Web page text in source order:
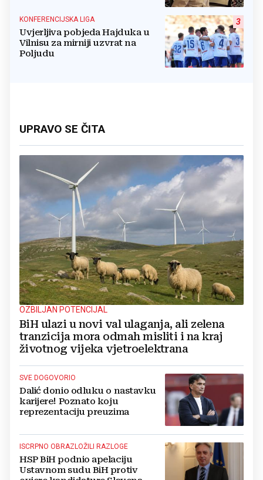
3
KONFERENCIJSKA LIGA
Uvjerljiva pobjeda Hajduka u
Vilnisu za mirniji uzvrat na
Poljudu
UPRAVO SE ČITA
OZBILJAN POTENCIJAL
BiH ulazi u novi val ulaganja, ali zelena
tranzicija mora odmah misliti i na kraj
životnog vijeka vjetroelektrana
SVE DOGOVORIO
Dalić donio odluku o nastavku
karijere! Poznato koju
reprezentaciju preuzima
ISCRPNO OBRAZLOŽILI RAZLOGE
HSP BiH podnio apelaciju
Ustavnom sudu BiH protiv